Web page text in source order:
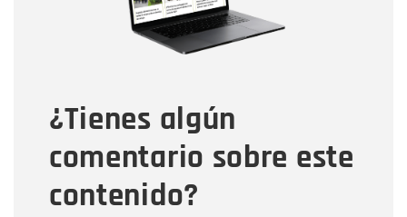
¿Tienes algún
comentario sobre este
contenido?
Tipo de comentario
Mensaje